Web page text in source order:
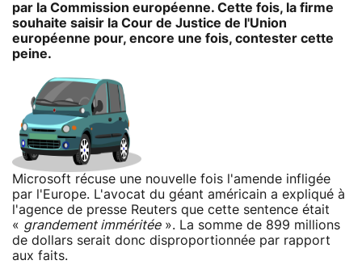
par la Commission européenne. Cette fois, la firme
souhaite saisir la Cour de Justice de l'Union
européenne pour, encore une fois, contester cette
peine.
Microsoft récuse une nouvelle fois l'amende infligée
par l'Europe. L'avocat du géant américain a expliqué à
l'agence de presse Reuters que cette sentence était
« grandement imméritée». La somme de 899 millions
de dollars serait donc disproportionnée par rapport
aux faits.